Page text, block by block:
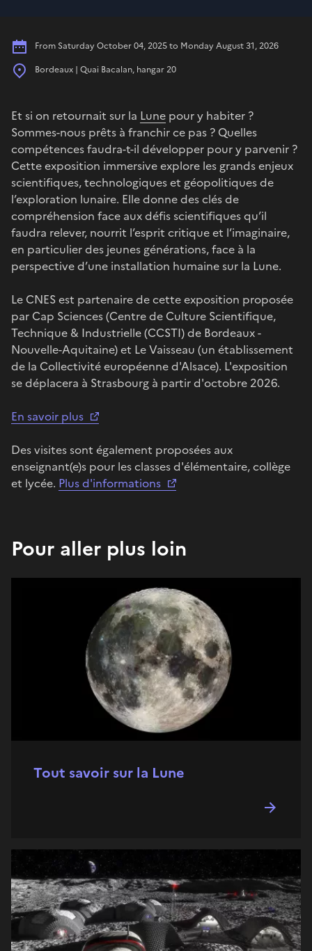
Date
From Saturday October 04, 2025 to Monday August 31, 2026
Place
Bordeaux | Quai Bacalan, hangar 20
Et si on retournait sur la Lune pour y habiter ?
Sommes-nous prêts à franchir ce pas ? Quelles
compétences faudra-t-il développer pour y parvenir ?
Cette exposition immersive explore les grands enjeux
scientifiques, technologiques et géopolitiques de
l’exploration lunaire. Elle donne des clés de
compréhension face aux défis scientifiques qu’il
faudra relever, nourrit l’esprit critique et l’imaginaire,
en particulier des jeunes générations, face à la
perspective d’une installation humaine sur la Lune.
Le CNES est partenaire de cette exposition proposée
par Cap Sciences (Centre de Culture Scientifique,
Technique & Industrielle (CCSTI) de Bordeaux -
Nouvelle-Aquitaine) et Le Vaisseau (un établissement
de la Collectivité européenne d'Alsace). L'exposition
se déplacera à Strasbourg à partir d'octobre 2026.
En savoir plus
Des visites sont également proposées aux
enseignant(e)s pour les classes d'élémentaire, collège
et lycée. Plus d'informations
Pour aller plus loin
Tout savoir sur la Lune